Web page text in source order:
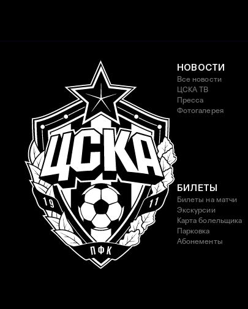
НОВОСТИ
Все новости
ЦСКА ТВ
Пресса
Фотогалерея
БИЛЕТЫ
Билеты на матчи
Экскурсии
Карта болельщика
Парковка
Абонементы